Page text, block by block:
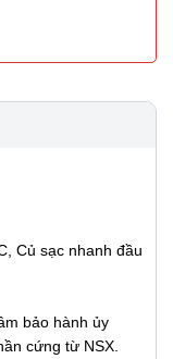
Củ sạc nhanh đầu
bảo hành ủy
cứng từ NSX.